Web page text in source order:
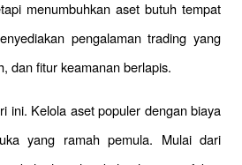
menumbuhkan aset butuh tempat
pengalaman trading yang
dan fitur keamanan berlapis.
ini. Kelola aset populer dengan biaya
yang ramah pemula. Mulai dari